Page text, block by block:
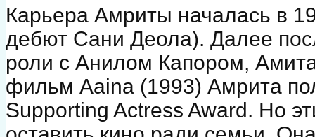
Карьера Амриты началась в
дебют Сани Деола). Далее
роли с Анилом Капором,
фильм Aaina (1993) Амрита
Supporting Actress Award. Но